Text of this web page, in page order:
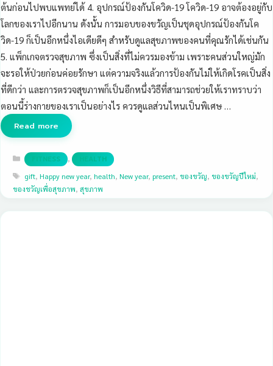
ต้นก่อนไปพบแพทย์ได้ 4. อุปกรณ์ป้องกันโควิด-19 โควิด-19 อาจต้องอยู่กับ
โลกของเราไปอีกนาน ดังนั้น การมอบของขวัญเป็นชุดอุปกรณ์ป้องกันโค
วิด-19 ก็เป็นอีกหนึ่งไอเดียดีๆ สำหรับดูแลสุขภาพของคนที่คุณรักได้เช่นกัน
5. แพ็กเกจตรวจสุขภาพ ซึ่งเป็นสิ่งที่ไม่ควรมองข้าม เพราะคนส่วนใหญ่มัก
จะรอให้ป่วยก่อนค่อยรักษา แต่ความจริงแล้วการป้องกันไม่ให้เกิดโรคเป็นสิ่ง
ที่ดีกว่า และการตรวจสุขภาพก็เป็นอีกหนึ่งวิธีที่สามารถช่วยให้เราทราบว่า
ตอนนี้ร่างกายของเราเป็นอย่างไร ควรดูแลส่วนไหนเป็นพิเศษ …
Read more
Categories
FITNESS , HEALTH
Tags
gift, Happy new year, health, New year, present, ของขวัญ, ของขวัญปีใหม่,
ของชวัญเพื่อสุขภาพ, สุขภาพ